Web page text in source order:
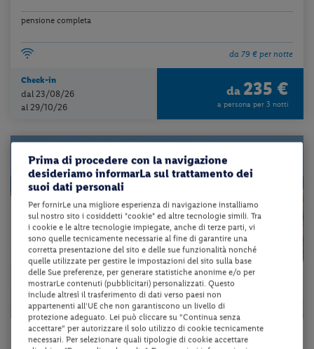
pensione completa
da 79 € per notte
Check-in
dal 23/08/26
al 29/10/26
da 235 €
a persona per 3 notti
Puglia - Fasano (BR)
Prima di procedere con la navigazione
desideriamo informarLa sul trattamento dei
suoi dati personali
Per fornirLe una migliore esperienza di navigazione installiamo
sul nostro sito i cosiddetti "cookie" ed altre tecnologie simili. Tra
i cookie e le altre tecnologie impiegate, anche di terze parti, vi
sono quelle tecnicamente necessarie al fine di garantire una
corretta presentazione del sito e delle sue funzionalità nonché
quelle utilizzate per gestire le impostazioni del sito sulla base
delle Sue preferenze, per generare statistiche anonime e/o per
mostrarLe contenuti (pubblicitari) personalizzati. Questo
include altresì il trasferimento di dati verso paesi non
appartenenti all'UE che non garantiscono un livello di
protezione adeguato. Lei può cliccare su “Continua senza
accettare” per autorizzare il solo utilizzo di cookie tecnicamente
necessari. Per selezionare quali tipologie di cookie accettare